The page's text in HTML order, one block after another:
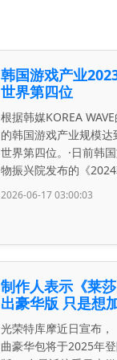
韩国游戏产业
世界第四位
根据韩媒KOREA
的韩国游戏产业规模
世界第四位。·日前韩
物振兴院发布的《
2026-06-17 03:00:03
制作人表示《莱
出豪华版 只是想
光荣特库摩近日宣布
曲豪华包将于2025年